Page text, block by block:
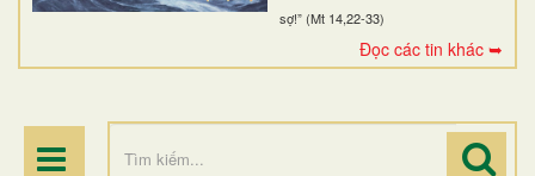
sợ!” (Mt 14,22-33)
Đọc các tin khác ➥
ĐIỂM HÀNH HƯƠNG